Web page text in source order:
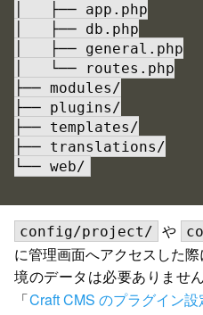
│   ├── app.php
│   ├── db.php
│   ├── general.php
│   └── routes.php
├── modules/
├── plugins/
├── templates/
├── translations/
└── web/
config/project/ や
に管理画面へアクセスした
境のデータは必要ありません
「Craft CMS のプラグイン